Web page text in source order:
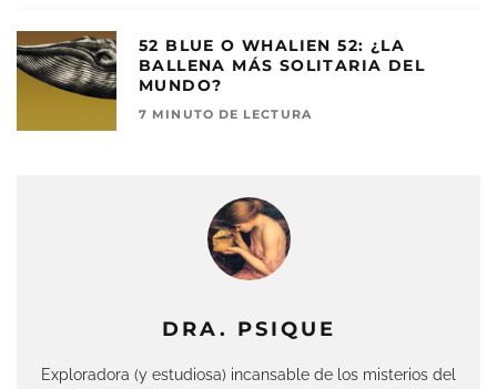
DRA. PSIQUE
Exploradora (y estudiosa) incansable de los misterios del
52 BLUE O WHALIEN 52: ¿LA
BALLENA MÁS SOLITARIA DEL
MUNDO?
7 MINUTO DE LECTURA